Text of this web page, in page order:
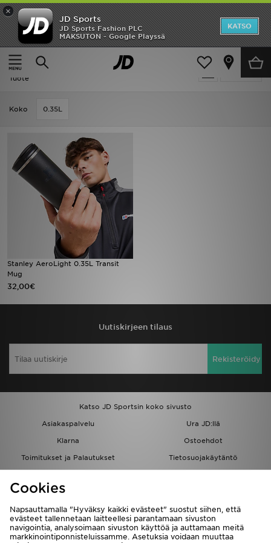
×
JD Sports
JD Sports Fashion PLC
MAKSUTON - Google Playssä
KATSO
Etusivu
Miehet
Suodata
Miehet - Stanley
Tuote
Koko 0.35L
Stanley AeroLight 0.35L Transit
Mug
32,00€
Uutiskirjeen tilaus
Rekisteröidy
Katso JD Sportsin koko sivusto
Asiakaspalvelu
Ura JD:llä
Klarna
Ostoehdot
Toimitukset ja Palautukset
Tietosuojakäytäntö
Löydä myymälä
Kumppanuusohjelma
JD Blog
Etusivu
Ale
Uutuudet
Lapset
Suosikit
Tuotemerkit
Jalkapallo
Minun JD
Asiakaspalvelu ja tietoa
Cookies
Napsauttamalla "Hyväksy kaikki evästeet" suostut siihen, että
evästeet tallennetaan laitteellesi parantamaan sivuston
navigointia, analysoimaan sivuston käyttöä ja auttamaan meitä
markkinointiponnisteluissamme. Asetuksia voidaan muuttaa